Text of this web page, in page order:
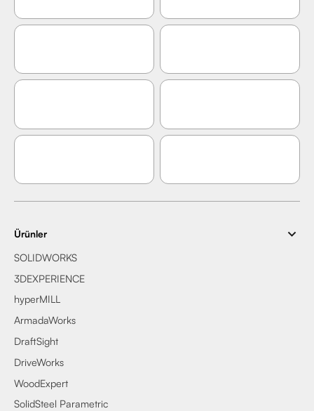
Ürünler
SOLIDWORKS
3DEXPERIENCE
hyperMILL
ArmadaWorks
DraftSight
DriveWorks
WoodExpert
SolidSteel Parametric